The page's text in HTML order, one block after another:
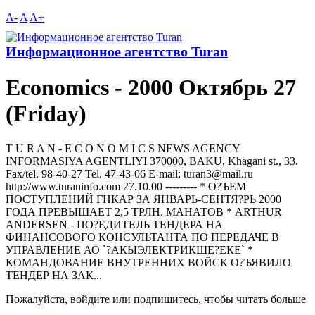
A- A A+
Информационное агентство Turan
Economics - 2000 Октябрь 27
(Friday)
T U R A N - E C O N O M I C S NEWS AGENCY
INFORMASIYA AGENTLIYI 370000, BAKU, Khagani st., 33.
Fax/tel. 98-40-27 Tel. 47-43-06 E-mail: turan3@mail.ru
httр://www.turaninfo.com 27.10.00 --------- * О?ЪЕМ
ПОСТУПЛЕНИЙ ГНКАР ЗА ЯНВАРЬ-СЕНТЯ?РЬ 2000
ГОДА ПРЕВЫШАЕТ 2,5 ТРЛН. МАНАТОВ * ARTНUR
ANDERSEN - ПО?ЕДИТЕЛЬ ТЕНДЕРА НА
ФИНАНСОВОГО КОНСУЛЬТАНТА ПО ПЕРЕДАЧЕ В
УПРАВЛЕНИЕ АО `?АКЫЭЛЕКТРИКШЕ?ЕКЕ` *
КОМАНДОВАНИЕ ВНУТРЕННИХ ВОЙСК О?ЪЯВИЛО
ТЕНДЕР НА ЗАК...
Пожалуйста, войдите или подпишитесь, чтобы читать больше